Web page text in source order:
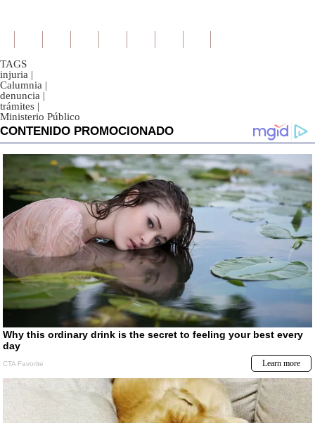
TAGS
injuria |
Calumnia |
denuncia |
trámites |
Ministerio Público